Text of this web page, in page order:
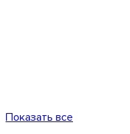
Показать все